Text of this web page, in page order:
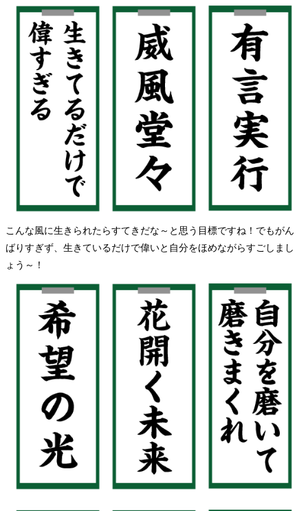
こんな風に生きられたらすてきだな～と思う目標ですね！でもがん
ばりすぎず、生きているだけで偉いと自分をほめながらすごしまし
ょう～！